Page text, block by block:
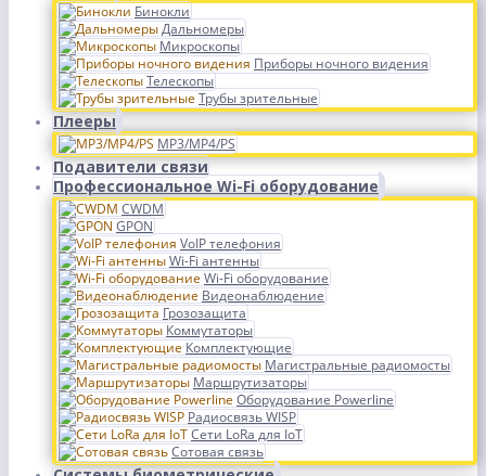
Бинокли
Дальномеры
Микроскопы
Приборы ночного видения
Телескопы
Трубы зрительные
Плееры
MP3/MP4/PS
Подавители связи
Профессиональное Wi-Fi оборудование
CWDM
GPON
VoIP телефония
Wi-Fi антенны
Wi-Fi оборудование
Видеонаблюдение
Грозозащита
Коммутаторы
Комплектующие
Магистральные радиомосты
Маршрутизаторы
Оборудование Powerline
Радиосвязь WISP
Сети LoRa для IoT
Сотовая связь